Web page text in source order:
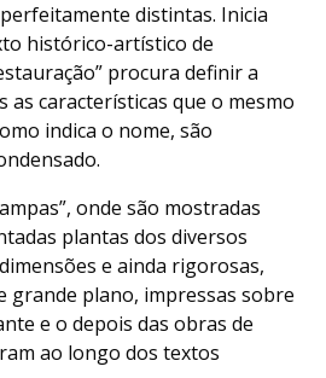
distintas. Inicia
histórico-artístico de
procura definir a
características que o mesmo
indica o nome, são
onde são mostradas
plantas dos diversos
e ainda rigorosas,
grande plano, impressas sobre
e o depois das obras de
ao longo dos textos